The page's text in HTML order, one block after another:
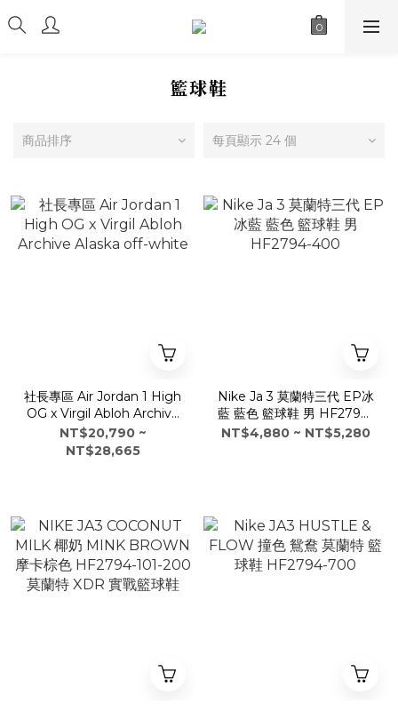
籃球鞋
商品排序 每頁顯示 24 個
社長專區 Air Jordan 1 High
OG x Virgil Abloh Archive
Alaska off-white
NT$20,790 ~
NT$28,665
Nike Ja 3 莫蘭特三代 EP冰
藍 藍色 籃球鞋 男 HF2794-
400
NT$4,880 ~ NT$5,280